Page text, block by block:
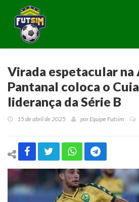
Virada espetacular na
Pantanal coloca o
liderança da Série B
15 de abril de 2025 por Equipe Futsim